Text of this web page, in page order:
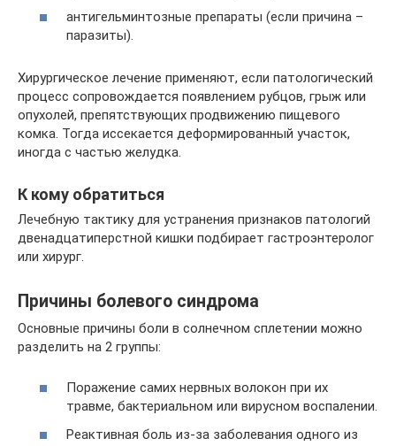
антигельминтозные препараты (если причина –
паразиты).
Хирургическое лечение применяют, если патологический
процесс сопровождается появлением рубцов, грыж или
опухолей, препятствующих продвижению пищевого
комка. Тогда иссекается деформированный участок,
иногда с частью желудка.
К кому обратиться
Лечебную тактику для устранения признаков патологий
двенадцатиперстной кишки подбирает гастроэнтеролог
или хирург.
Причины болевого синдрома
Основные причины боли в солнечном сплетении можно
разделить на 2 группы:
Поражение самих нервных волокон при их
травме, бактериальном или вирусном воспалении.
Реактивная боль из-за заболевания одного из